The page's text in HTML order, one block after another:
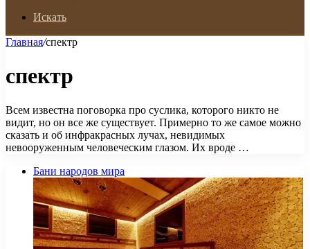
Искать
Главная/спектр
спектр
Всем известна поговорка про суслика, которого никто не
видит, но он все же существует. Примерно то же самое можно
сказать и об инфракрасных лучах, невидимых
невооруженным человеческим глазом. Их вроде …
Бани народов мира